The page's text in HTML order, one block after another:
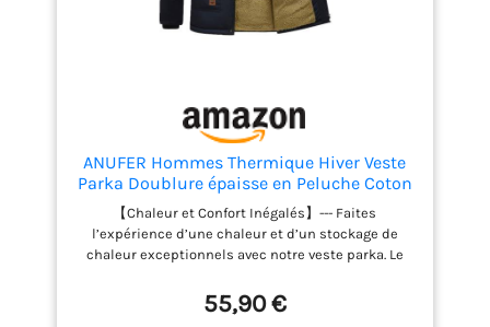
ANUFER Hommes Thermique Hiver Veste
Parka Doublure épaisse en Peluche Coton
Rembourré Manteau avec Capuche de
Fourrure Détachable SD5A0831 Bleu
Marine M
【Chaleur et Confort Inégalés】--- Faites
l’expérience d’une chaleur et d’un stockage de
chaleur exceptionnels avec notre veste parka. Le
thermique moelleuse offrent une isolation
imbattable, vous gardant confortable toute la
55,90 €